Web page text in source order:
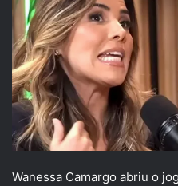
Wanessa Camargo abriu o